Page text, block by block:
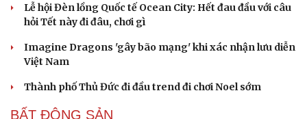
Lễ hội Đèn lồng Quốc tế Ocean City: Hết đau đầu với câu
hỏi Tết này đi đâu, chơi gì
Imagine Dragons 'gây bão mạng' khi xác nhận lưu diễn
Việt Nam
Thành phố Thủ Đức đi đầu trend đi chơi Noel sớm
BẤT ĐỘNG SẢN